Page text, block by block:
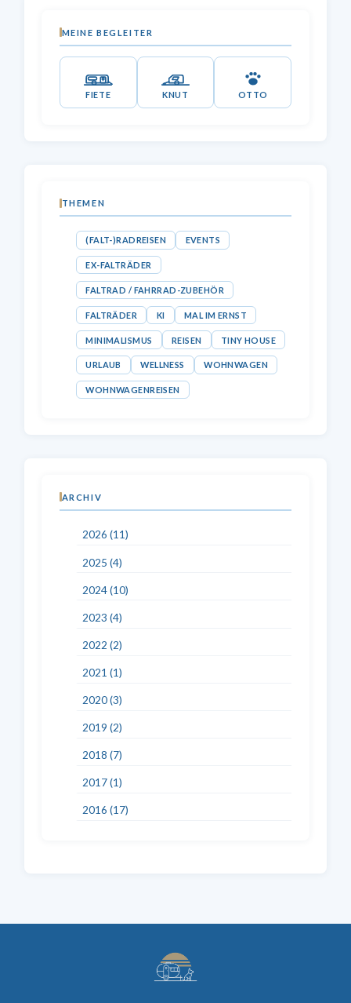
MEINE BEGLEITER
FIETE KNUT OTTO
THEMEN
(FALT-)RADREISEN EVENTS
EX-FALTRÄDER
FALTRAD / FAHRRAD-ZUBEHÖR
FALTRÄDER KI MAL IM ERNST
MINIMALISMUS REISEN TINY HOUSE
URLAUB WELLNESS WOHNWAGEN
WOHNWAGENREISEN
ARCHIV
2026 (11)
2025 (4)
2024 (10)
2023 (4)
2022 (2)
2021 (1)
2020 (3)
2019 (2)
2018 (7)
2017 (1)
2016 (17)